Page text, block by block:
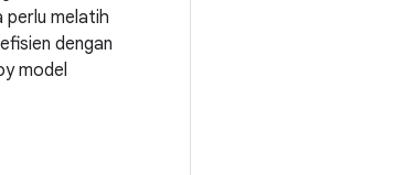
perlu melatih
dengan
model